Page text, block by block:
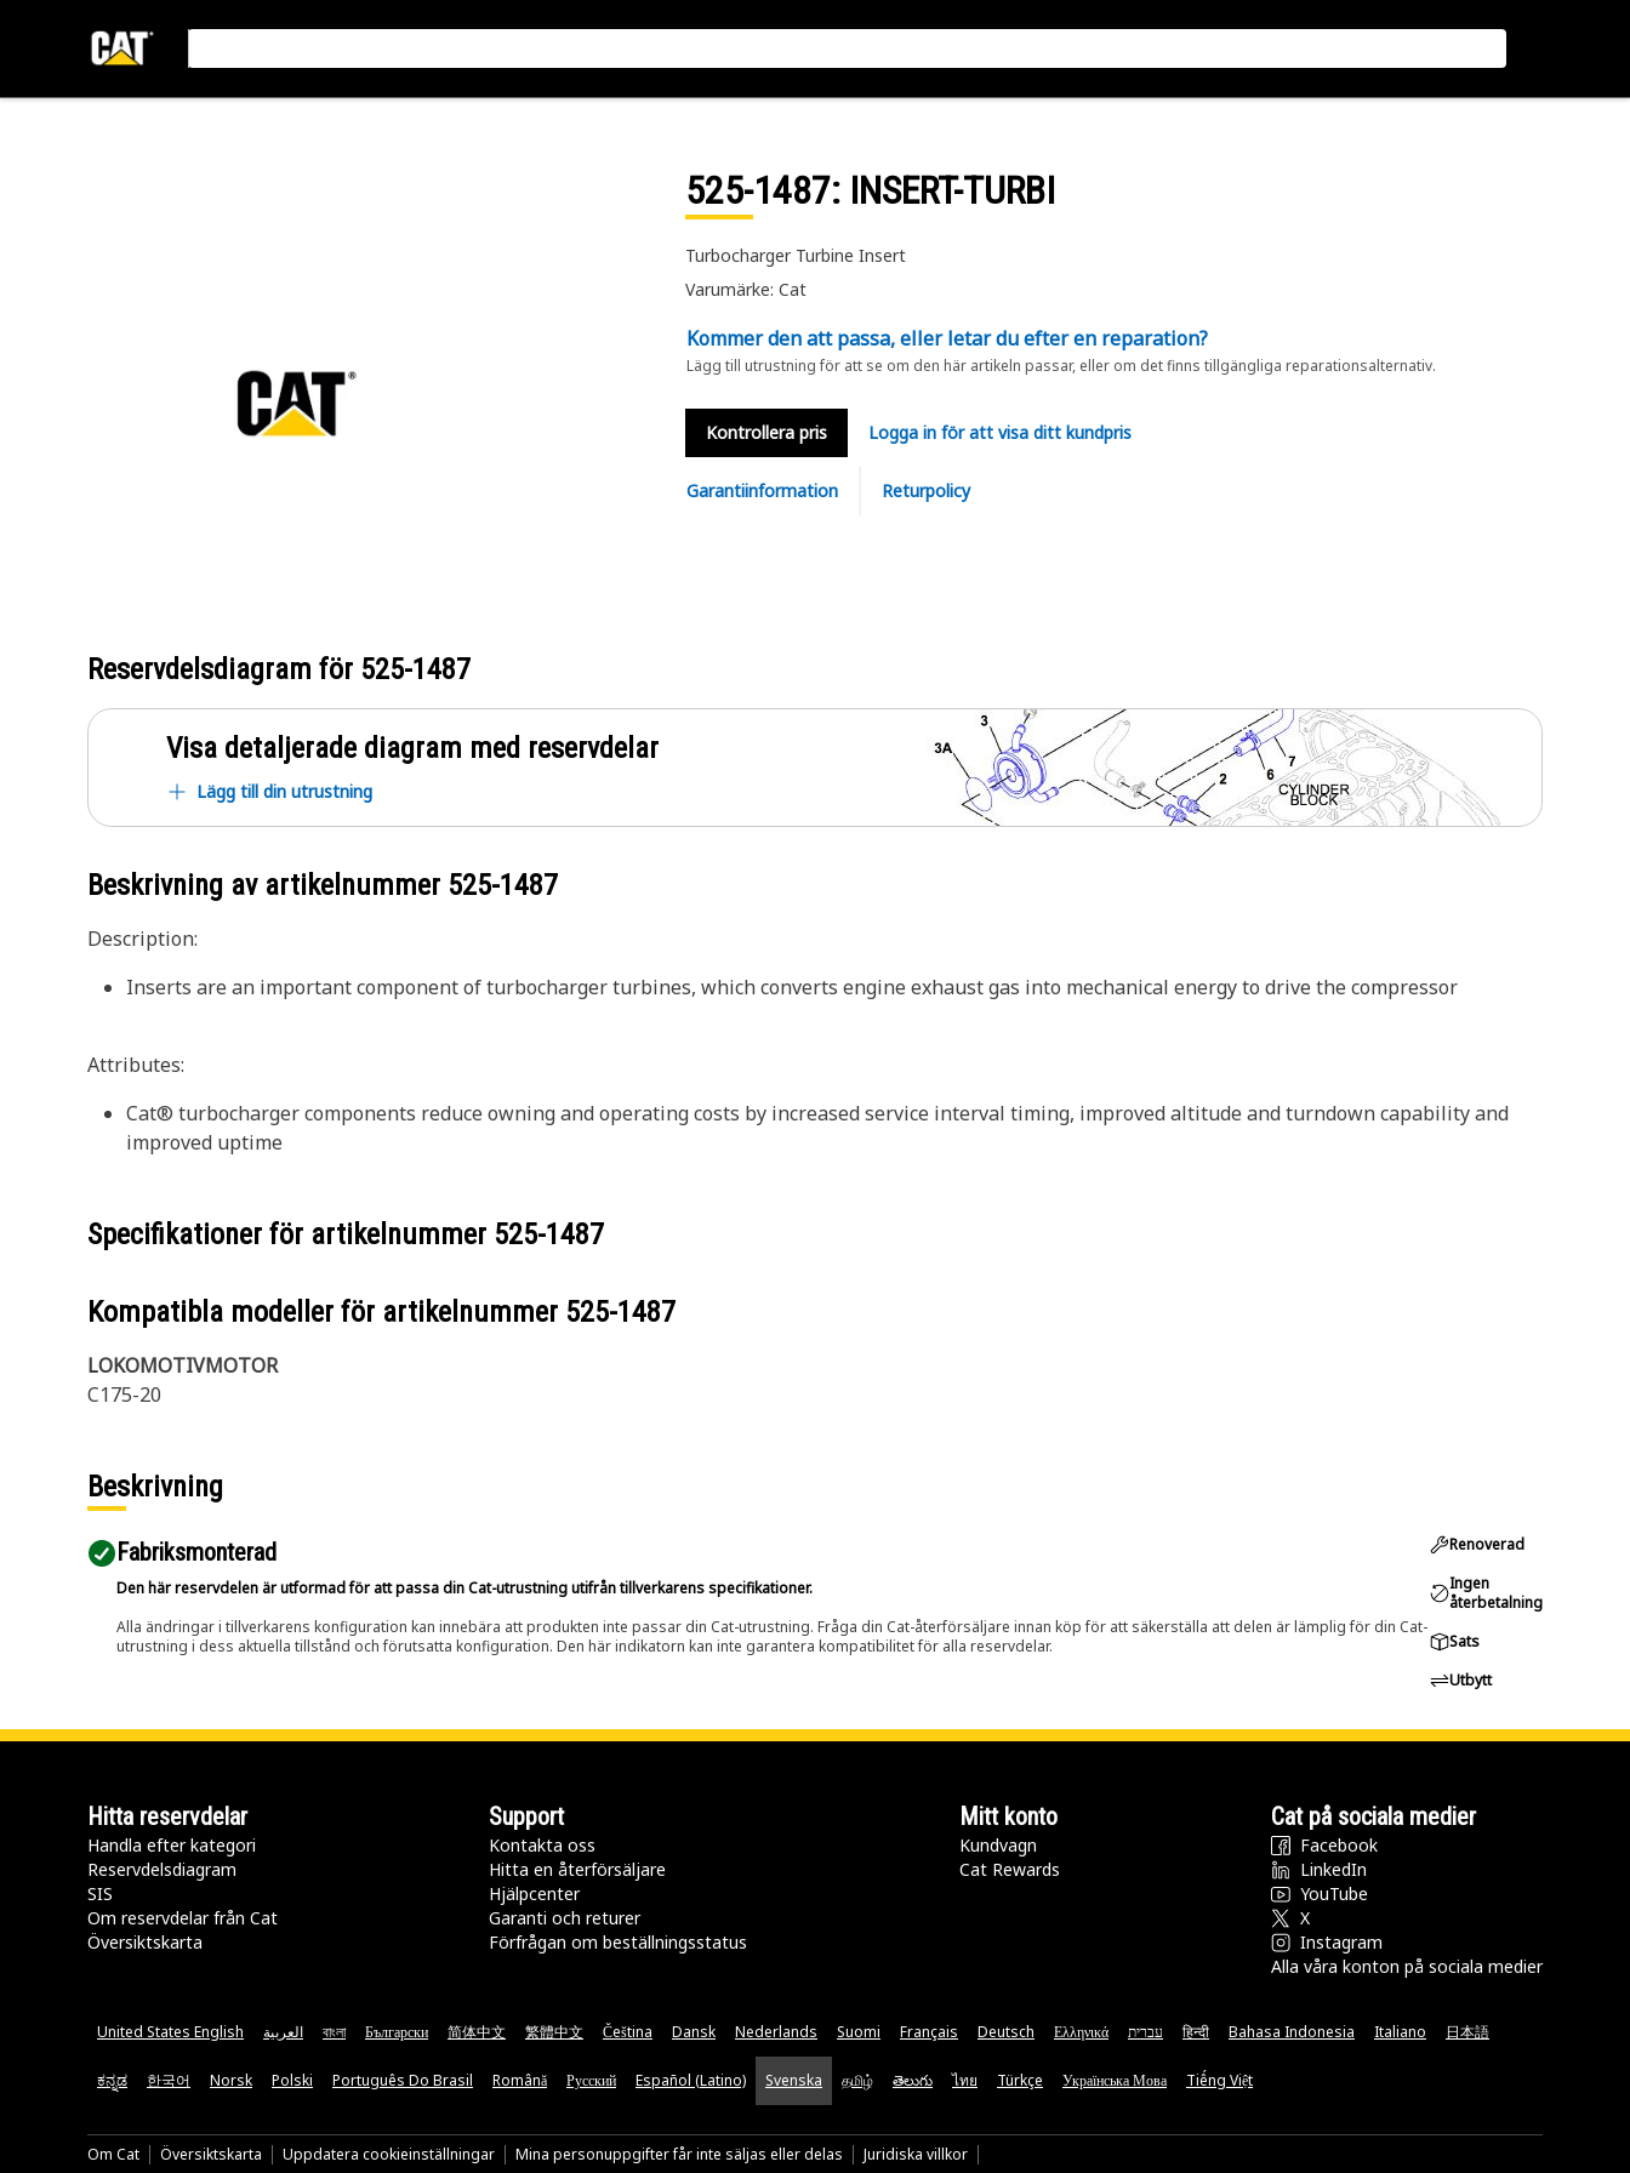
525-1487: INSERT-TURBI
Turbocharger Turbine Insert
Varumärke: Cat
Kommer den att passa, eller letar du efter en reparation?
Lägg till utrustning för att se om den här artikeln passar, eller om det finns tillgängliga reparationsalternativ.
Kontrollera pris Logga in för att visa ditt kundpris
Garantiinformation Returpolicy
Reservdelsdiagram för 525-1487
Visa detaljerade diagram med reservdelar
Lägg till din utrustning
Beskrivning av artikelnummer 525-1487
Description:
Inserts are an important component of turbocharger turbines, which converts engine exhaust gas into mechanical energy to drive the compressor
Attributes:
Cat® turbocharger components reduce owning and operating costs by increased service interval timing, improved altitude and turndown capability and
improved uptime
Specifikationer för artikelnummer 525-1487
Kompatibla modeller för artikelnummer 525-1487
LOKOMOTIVMOTOR
C175-20
Beskrivning
Fabriksmonterad
Den här reservdelen är utformad för att passa din Cat-utrustning utifrån tillverkarens specifikationer.
Alla ändringar i tillverkarens konfiguration kan innebära att produkten inte passar din Cat-utrustning. Fråga din Cat-återförsäljare innan köp för att säkerställa att delen är lämplig för din Cat-
utrustning i dess aktuella tillstånd och förutsatta konfiguration. Den här indikatorn kan inte garantera kompatibilitet för alla reservdelar.
Renoverad
Ingen
återbetalning
Sats
Utbytt
Hitta reservdelar
Handla efter kategori
Reservdelsdiagram
SIS
Om reservdelar från Cat
Översiktskarta
Support
Kontakta oss
Hitta en återförsäljare
Hjälpcenter
Garanti och returer
Förfrågan om beställningsstatus
Mitt konto
Kundvagn
Cat Rewards
Cat på sociala medier
Facebook
LinkedIn
YouTube
X
Instagram
Alla våra konton på sociala medier
United States English العربية বাংলা Български 简体中文 繁體中文 Čeština Dansk Nederlands Suomi Français Deutsch Ελληνικά עברית हिन्दी Bahasa Indonesia Italiano 日本語
ಕನ್ನಡ 한국어 Norsk Polski Português Do Brasil Română Русский Español (Latino) Svenska தமிழ் తెలుగు ไทย Türkçe Українська Мова Tiếng Việt
Om Cat Översiktskarta Uppdatera cookieinställningar Mina personuppgifter får inte säljas eller delas Juridiska villkor